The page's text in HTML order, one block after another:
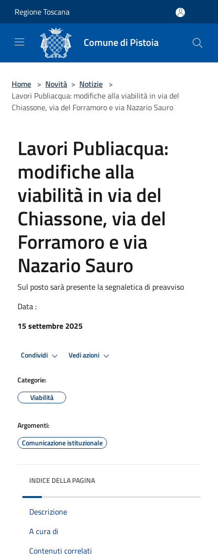
Regione Toscana
Comune di Pistoia
Home > Novità > Notizie >
Lavori Publiacqua: modifiche alla viabilità in via del
Chiassone, via del Forramoro e via Nazario Sauro
Lavori Publiacqua:
modifiche alla
viabilità in via del
Chiassone, via del
Forramoro e via
Nazario Sauro
Sul posto sarà presente la segnaletica di preavviso
Data :
15 settembre 2025
Condividi Vedi azioni
Categorie:
Viabilità
Argomenti:
Comunicazione istituzionale
INDICE DELLA PAGINA
Descrizione
A cura di
Contenuti correlati